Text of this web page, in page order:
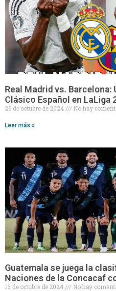
Real Madrid vs. Barcelona:
Clásico Español en LaLiga
26 de octubre de 2024 No hay
Leer más »
Guatemala se juega la
Naciones de la Concacaf
15 de octubre de 2024 No hay